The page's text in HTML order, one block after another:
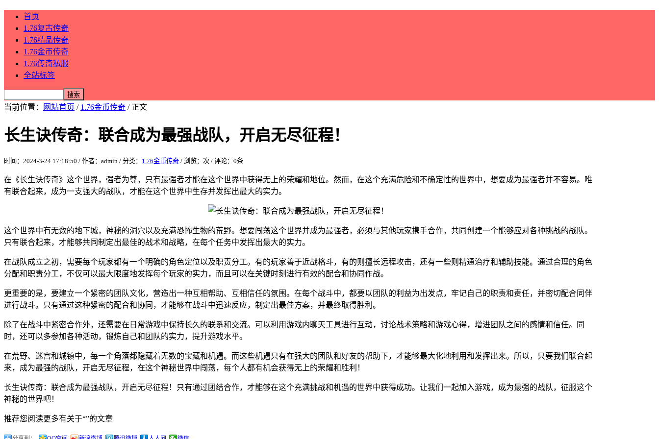
首页
1.76复古传奇
1.76精品传奇
1.76金币传奇
1.76传奇私服
全站标签
当前位置： 网站首页 / 1.76金币传奇 / 正文
长生诀传奇：联合成为最强战队，开启无尽征程！
时间：2024-3-24 17:18:50 / 作者：admin / 分类： 1.76金币传奇 / 浏览： 次 / 评论：0条
在《长生诀传奇》这个世界，强者为尊，只有最强者才能在这个世界中获得无上的荣耀和地位。然而，在这个充满危险和不确定性的世界中，想要成为最强者并不容易。唯
有联合起来，成为一支强大的战队，才能在这个世界中生存并发挥出最大的实力。
这个世界中有无数的地下城，神秘的洞穴以及充满恐怖生物的荒野。想要闯荡这个世界并成为最强者，必须与其他玩家携手合作，共同创建一个能够应对各种挑战的战队。
只有联合起来，才能够共同制定出最佳的战术和战略，在每个任务中发挥出最大的实力。
在战队成立之初，需要每个玩家都有一个明确的角色定位以及职责分工。有的玩家善于近战格斗，有的则擅长远程攻击，还有一些则精通治疗和辅助技能。通过合理的角色
分配和职责分工，不仅可以最大限度地发挥每个玩家的实力，而且可以在关键时刻进行有效的配合和协同作战。
更重要的是，要建立一个紧密的团队文化，营造出一种互相帮助、互相信任的氛围。在每个战斗中，都要以团队的利益为出发点，牢记自己的职责和责任，并密切配合同伴
进行战斗。只有通过这种紧密的配合和协同，才能够在战斗中迅速反应，制定出最佳方案，并最终取得胜利。
除了在战斗中紧密合作外，还需要在日常游戏中保持长久的联系和交流。可以利用游戏内聊天工具进行互动，讨论战术策略和游戏心得，增进团队之间的感情和信任。同
时，还可以多参加各种活动，锻炼自己和团队的实力，提升游戏水平。
在荒野、迷宫和城镇中，每一个角落都隐藏着无数的宝藏和机遇。而这些机遇只有在强大的团队和好友的帮助下，才能够最大化地利用和发挥出来。所以，只要我们联合起
来，成为最强的战队，开启无尽征程，在这个神秘世界中闯荡，每个人都有机会获得无上的荣耀和胜利！
长生诀传奇：联合成为最强战队，开启无尽征程！只有通过团结合作，才能够在这个充满挑战和机遇的世界中获得成功。让我们一起加入游戏，成为最强的战队，征服这个
神秘的世界吧！
推荐您阅读更多有关于“”的文章